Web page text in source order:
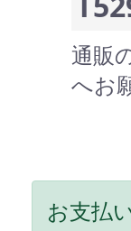
通販
へお
お支払